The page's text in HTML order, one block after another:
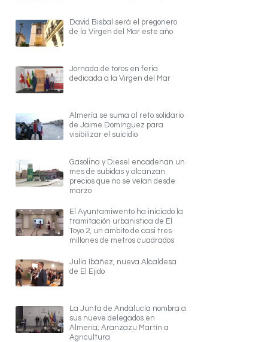
David Bisbal será el pregonero
de la Virgen del Mar este año
Jornada de toros en feria
dedicada a la Virgen del Mar
Almería se suma al reto solidario
de Jaime Domínguez para
visibilizar el suicidio
Gasolina y Diesel encadenan un
mes de subidas y alcanzan
precios que no se veían desde
marzo
El Ayuntamiwento ha iniciado la
tramitación urbanistica de El
Toyo 2, un ámbito de casi tres
millones de metros cuadrados
Julia Ibáñez, nueva Alcaldesa
de El Ejido
La Junta de Andalucía nombra a
sus nueve delegados en
Almería; Aranzazu Martín a
Agricultura